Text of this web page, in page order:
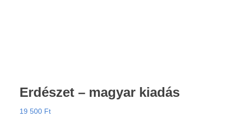
Erdészet – magyar kiadás
19 500 Ft